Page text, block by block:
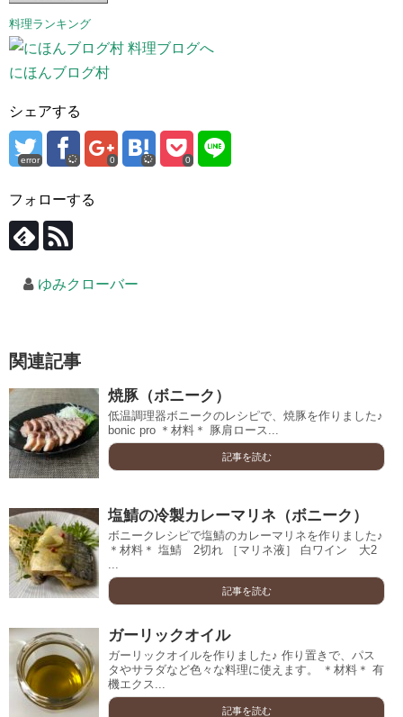
料理ランキング
にほんブログ村
シェアする
error 0 0
フォローする
ゆみクローバー
関連記事
焼豚（ボニーク）
低温調理器ボニークのレシピで、焼豚を作りました♪
bonic pro ＊材料＊ 豚肩ロース...
記事を読む
塩鯖の冷製カレーマリネ（ボニーク）
ボニークレシピで塩鯖のカレーマリネを作りました♪
＊材料＊ 塩鯖 2切れ ［マリネ液］ 白ワイン 大2
記事を読む
ガーリックオイル
ガーリックオイルを作りました♪ 作り置きで、パス
タやサラダなど色々な料理に使えます。 ＊材料＊ 有
機エクス...
記事を読む